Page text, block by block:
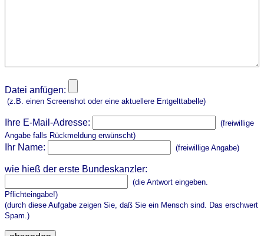
Datei anfügen:
(z.B. einen Screenshot oder eine aktuellere Entgelttabelle)
Ihre E-Mail-Adresse:
(freiwillige
Angabe falls Rückmeldung erwünscht)
Ihr Name: (freiwillige Angabe)
wie hieß der erste Bundeskanzler:
(die Antwort eingeben.
Pflichteingabe!)
(durch diese Aufgabe zeigen Sie, daß Sie ein Mensch sind. Das erschwert
Spam.)